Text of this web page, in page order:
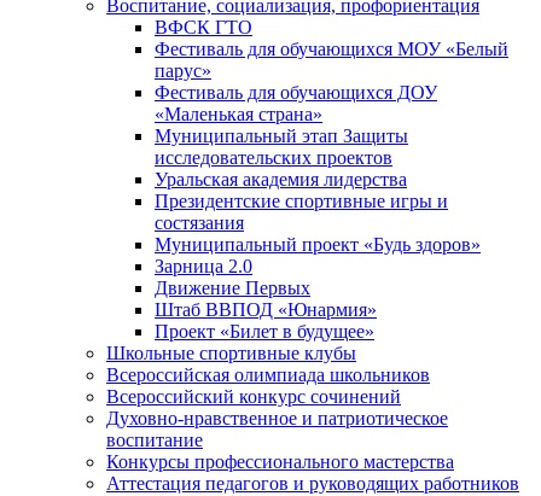
Воспитание, социализация, профориентация
ВФСК ГТО
Фестиваль для обучающихся МОУ «Белый
парус»
Фестиваль для обучающихся ДОУ
«Маленькая страна»
Муниципальный этап Защиты
исследовательских проектов
Уральская академия лидерства
Президентские спортивные игры и
состязания
Муниципальный проект «Будь здоров»
Зарница 2.0
Движение Первых
Штаб ВВПОД «Юнармия»
Проект «Билет в будущее»
Школьные спортивные клубы
Всероссийская олимпиада школьников
Всероссийский конкурс сочинений
Духовно-нравственное и патриотическое
воспитание
Конкурсы профессионального мастерства
Аттестация педагогов и руководящих работников